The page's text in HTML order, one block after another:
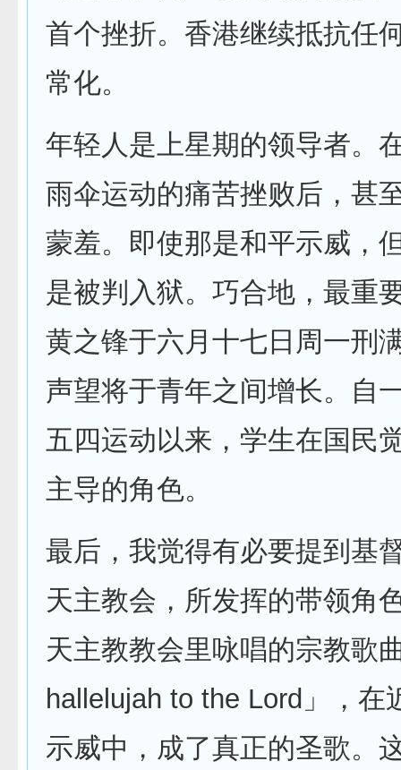
首个挫折。香港继续抵抗任
常化。
年轻人是上星期的领导者。
雨伞运动的痛苦挫败后，甚
蒙羞。即使那是和平示威，
是被判入狱。巧合地，最重
黄之锋于六月十七日周一刑
声望将于青年之间增长。自
五四运动以来，学生在国民
主导的角色。
最后，我觉得有必要提到基
天主教会，所发挥的带领角
天主教教会里咏唱的宗教歌
hallelujah to the Lord」，在
示威中，成了真正的圣歌。